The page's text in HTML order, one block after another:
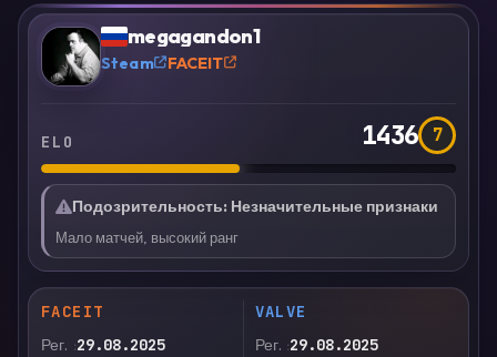
? megagandon1
Steam FACEIT
ELO 1436 7
Подозрительность: Незначительные признаки
Мало матчей, высокий ранг
FACEIT
Рег. 29.08.2025
VALVE
Рег. 29.08.2025